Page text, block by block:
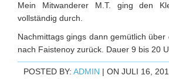
Mein Mitwanderer M.T. ging den
vollständig durch.
Nachmittags gings dann gemütlich über
nach Faistenoy zurück. Dauer 9 bis 20
POSTED BY: ADMIN | ON JULI 16,